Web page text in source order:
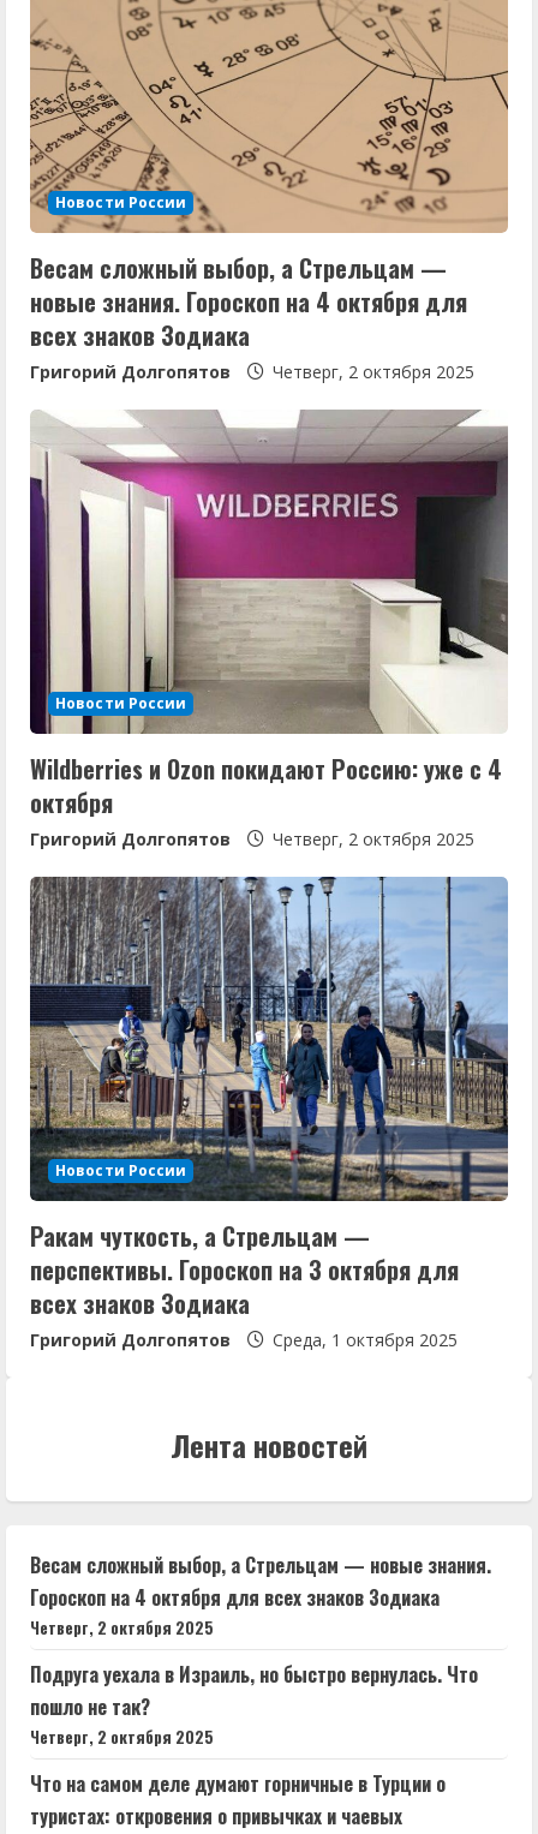
ь
ч
т
е
н
и
е
Новости России
Весам сложный выбор, а Стрельцам —
новые знания. Гороскоп на 4 октября для
всех знаков Зодиака
Григорий Долгопятов Четверг, 2 октября 2025
Новости России
Wildberries и Ozon покидают Россию: уже с 4
октября
Григорий Долгопятов Четверг, 2 октября 2025
Новости России
Ракам чуткость, а Стрельцам —
перспективы. Гороскоп на 3 октября для
всех знаков Зодиака
Григорий Долгопятов Среда, 1 октября 2025
Лента новостей
Весам сложный выбор, а Стрельцам — новые знания.
Гороскоп на 4 октября для всех знаков Зодиака
Четверг, 2 октября 2025
Подруга уехала в Израиль, но быстро вернулась. Что
пошло не так?
Четверг, 2 октября 2025
Что на самом деле думают горничные в Турции о
туристах: откровения о привычках и чаевых